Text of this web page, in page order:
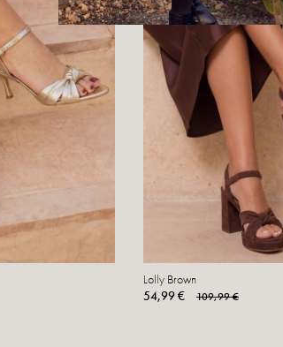
Lolly Brown
54,99 €
109,99 €